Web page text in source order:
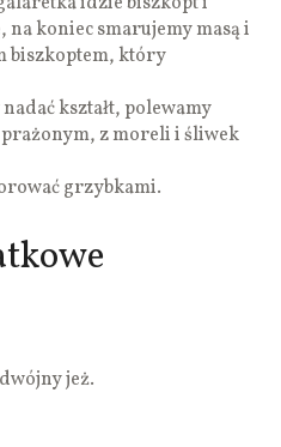
na koniec smarujemy masą i
biszkoptem, który
kształt, polewamy
z moreli i śliwek
grzybkami.
jeż.